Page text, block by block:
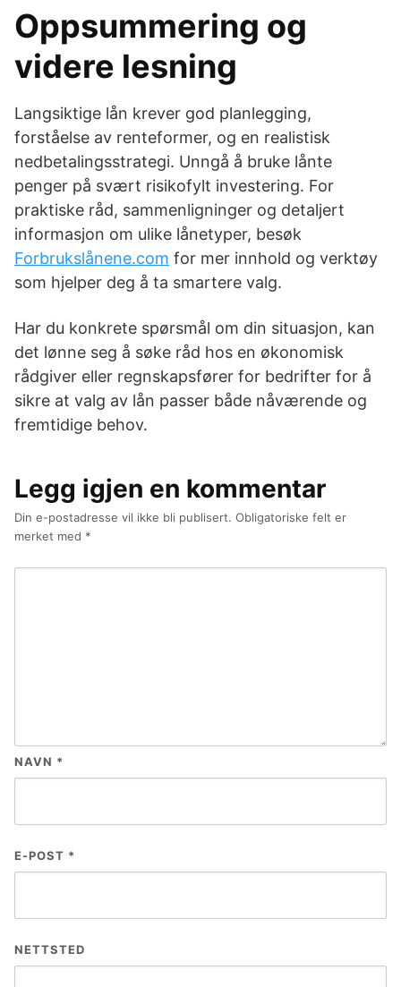
Oppsummering og
videre lesning
Langsiktige lån krever god planlegging,
forståelse av renteformer, og en realistisk
nedbetalingsstrategi. Unngå å bruke lånte
penger på svært risikofylt investering. For
praktiske råd, sammenligninger og detaljert
informasjon om ulike lånetyper, besøk
Forbrukslånene.com for mer innhold og verktøy
som hjelper deg å ta smartere valg.
Har du konkrete spørsmål om din situasjon, kan
det lønne seg å søke råd hos en økonomisk
rådgiver eller regnskapsfører for bedrifter for å
sikre at valg av lån passer både nåværende og
fremtidige behov.
Legg igjen en kommentar
Din e-postadresse vil ikke bli publisert. Obligatoriske felt er
merket med *
NAVN *
E-POST *
NETTSTED